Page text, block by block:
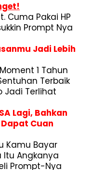
Cuma Pakai HP
Prompt Nya
Jadi Lebih
1 Tahun
Terbaik
Jadi Terlihat
Lagi, Bahkan
Cuan
Kamu Bayar
Itu Angkanya
Prompt-Nya